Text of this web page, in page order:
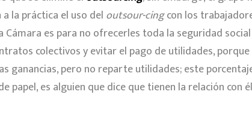
la práctica el uso del outsour-cingcon los
Cámara es para no ofrecerles toda la seguridad
colectivos y evitar el pago de utilidades,
ganancias, pero no reparte utilidades; este
papel, es alguien que dice que tienen la relación